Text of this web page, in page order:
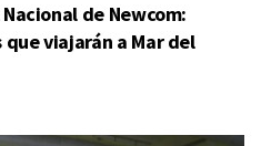
de Newcom:
viajarán a Mar del